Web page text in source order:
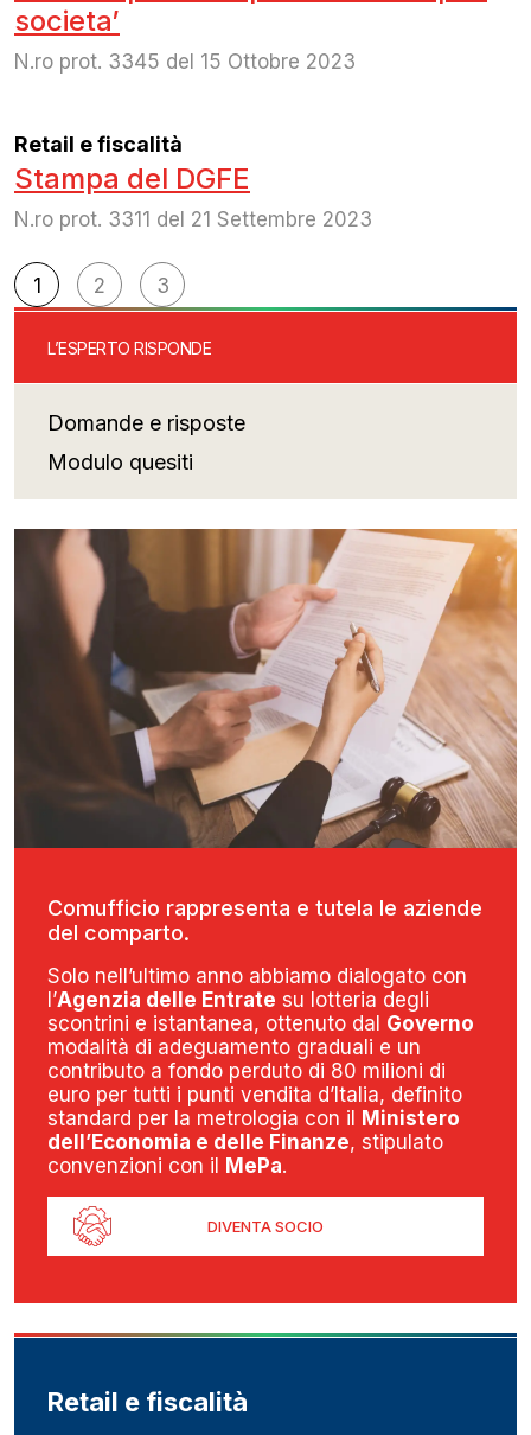
societa’
N.ro prot. 3345 del 15 Ottobre 2023
Retail e fiscalità
Stampa del DGFE
N.ro prot. 3311 del 21 Settembre 2023
Navigazione
articoli
1 2 3
L’ESPERTO RISPONDE
Domande e risposte
Modulo quesiti
Comufficio rappresenta e tutela le aziende
del comparto.
Solo nell’ultimo anno abbiamo dialogato con
l’Agenzia delle Entrate su lotteria degli
scontrini e istantanea, ottenuto dal Governo
modalità di adeguamento graduali e un
contributo a fondo perduto di 80 milioni di
euro per tutti i punti vendita d’Italia, definito
standard per la metrologia con il
Ministero
dell’Economia e delle Finanze, stipulato
convenzioni con il
MePa.
DIVENTA SOCIO
Retail e fiscalità